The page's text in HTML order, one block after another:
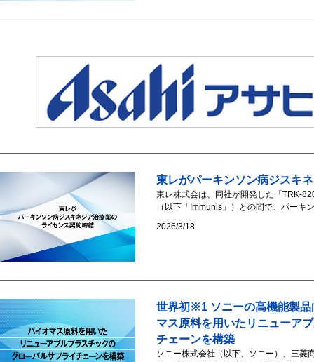
東レがパーキンソン病ジスキ
東レ株式会は、同社が開発した「TRK-
（以下「Immunis」）との間で、パーキ
2026/3/18
世界初※1 ソニーの高機能製
マス原料を用いたリニューア
チェーンを構築
ソニー株式会社（以下、ソニー）、三菱